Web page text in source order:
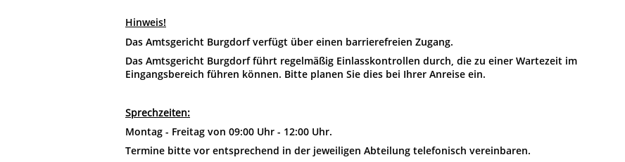
Hinweis!
Das Amtsgericht Burgdorf verfügt über einen barrierefreien Zugang.
Das Amtsgericht Burgdorf führt regelmäßig Einlasskontrollen durch, die zu einer Wartezeit im
Eingangsbereich führen können. Bitte planen Sie dies bei Ihrer Anreise ein.
Sprechzeiten:
Montag - Freitag von 09:00 Uhr - 12:00 Uhr.
Termine bitte vor entsprechend in der jeweiligen Abteilung telefonisch vereinbaren.